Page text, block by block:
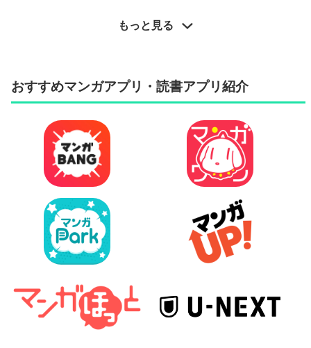
もっと見る
おすすめマンガアプリ・読書アプリ紹介